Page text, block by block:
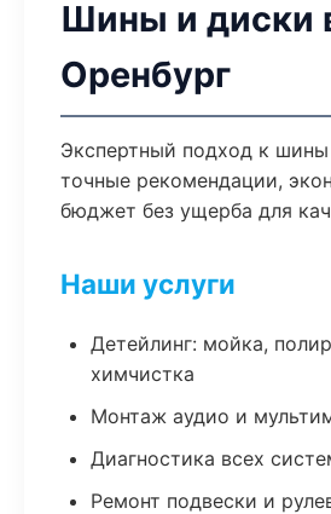
Шины и диски
Оренбург
Экспертный подход к
точные рекомендации,
бюджет без ущерба для
Наши услуги
Детейлинг: мойка,
химчистка
Монтаж аудио и
Диагностика всех
Ремонт подвески и